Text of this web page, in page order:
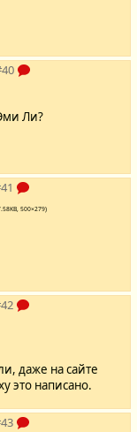
Ли?
500×279)
даже на сайте
это написано.